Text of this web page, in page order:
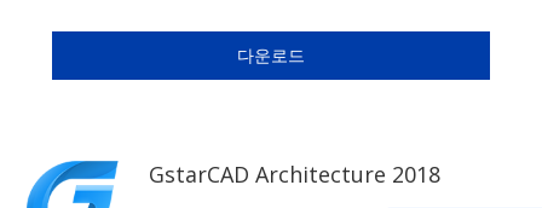
다운로드
GstarCAD Architecture 2018